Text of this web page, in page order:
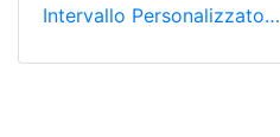
Intervallo Personalizzato…